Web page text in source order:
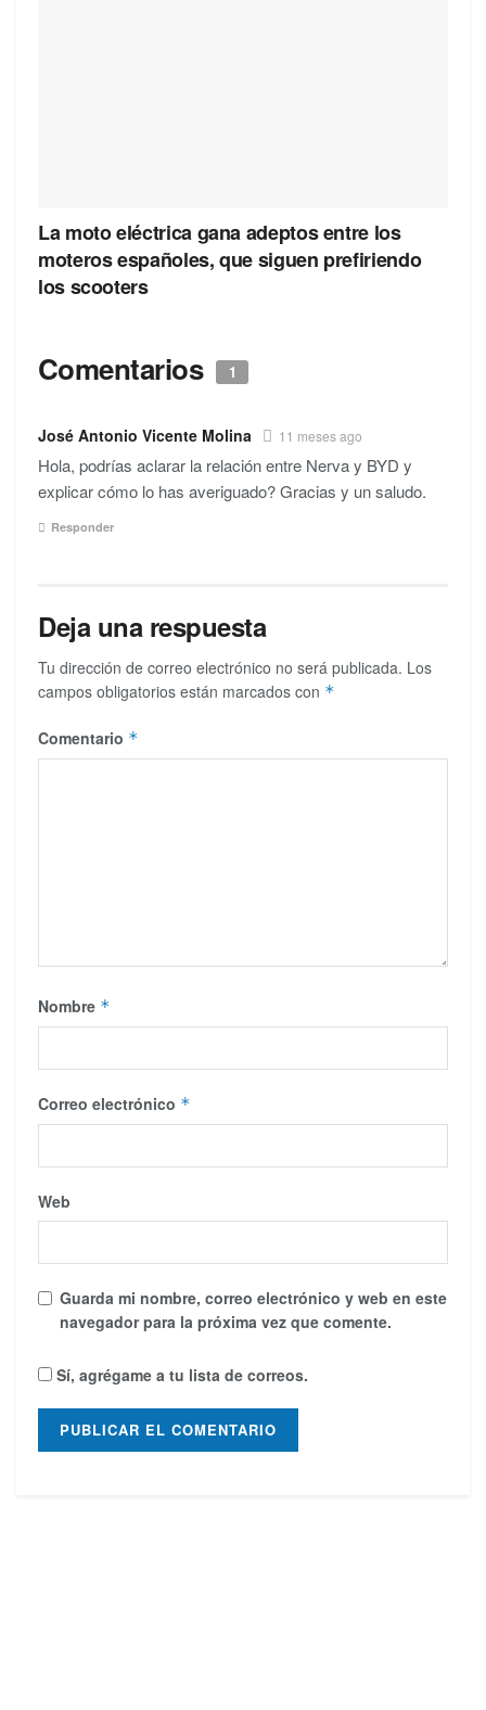
La moto eléctrica gana adeptos entre los
moteros españoles, que siguen prefiriendo
los scooters
Comentarios 1
José Antonio Vicente Molina 11 meses ago
Hola, podrías aclarar la relación entre Nerva y BYD y
explicar cómo lo has averiguado? Gracias y un saludo.
Responder
Deja una respuesta
Tu dirección de correo electrónico no será publicada. Los
campos obligatorios están marcados con *
Comentario *
Nombre *
Correo electrónico *
Web
Guarda mi nombre, correo electrónico y web en este
navegador para la próxima vez que comente.
Sí, agrégame a tu lista de correos.